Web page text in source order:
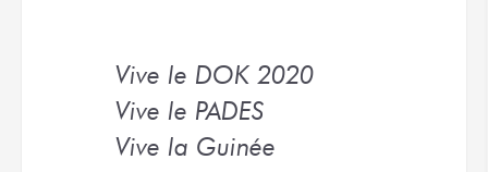
Vive le DOK 2020
Vive le PADES
Vive la Guinée